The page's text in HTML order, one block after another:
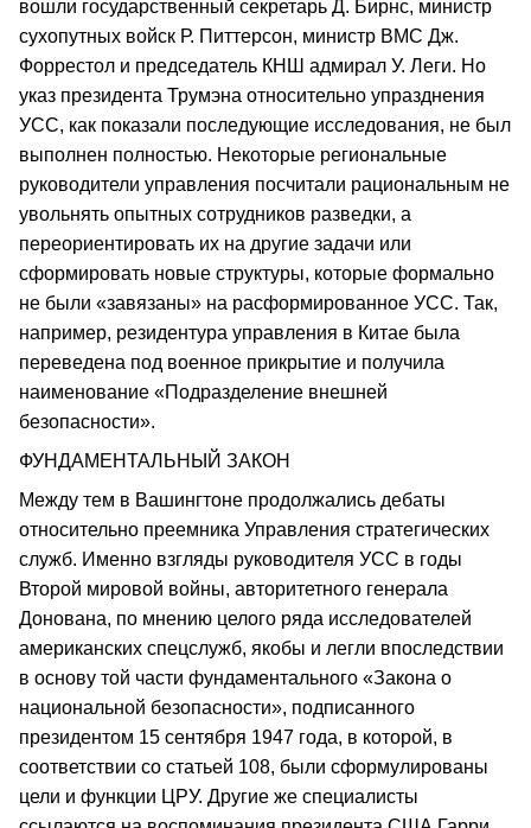
вошли государственный секретарь Д. Бирнс, министр
сухопутных войск Р. Питтерсон, министр ВМС Дж.
Форрестол и председатель КНШ адмирал У. Леги. Но
указ президента Трумэна относительно упразднения
УСС, как показали последующие исследования, не был
выполнен полностью. Некоторые региональные
руководители управления посчитали рациональным не
увольнять опытных сотрудников разведки, а
переориентировать их на другие задачи или
сформировать новые структуры, которые формально
не были «завязаны» на расформированное УСС. Так,
например, резидентура управления в Китае была
переведена под военное прикрытие и получила
наименование «Подразделение внешней
безопасности».
ФУНДАМЕНТАЛЬНЫЙ ЗАКОН
Между тем в Вашингтоне продолжались дебаты
относительно преемника Управления стратегических
служб. Именно взгляды руководителя УСС в годы
Второй мировой войны, авторитетного генерала
Донована, по мнению целого ряда исследователей
американских спецслужб, якобы и легли впоследствии
в основу той части фундаментального «Закона о
национальной безопасности», подписанного
президентом 15 сентября 1947 года, в которой, в
соответствии со статьей 108, были сформулированы
цели и функции ЦРУ. Другие же специалисты